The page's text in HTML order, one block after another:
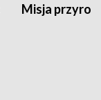
Misja